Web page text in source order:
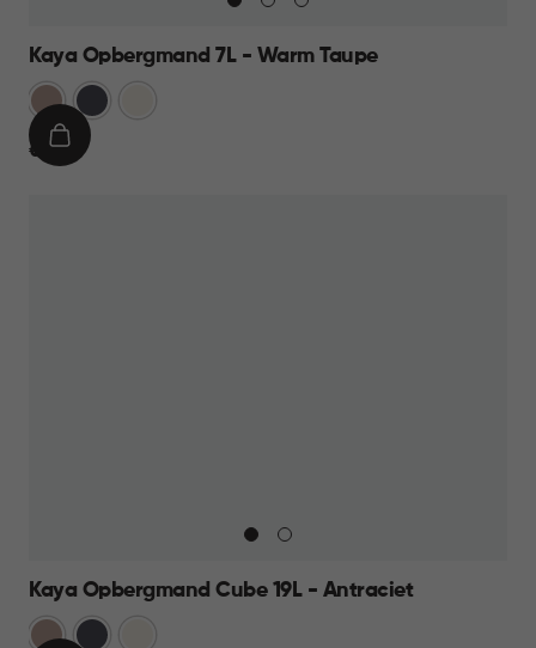
Kaya Opbergmand 7L - Warm Taupe
Warm
Taupe
Antraciet
€
€ 9,95
IN
Kaya Opbergmand Cube 19L - Antraciet
WarmAntraciet